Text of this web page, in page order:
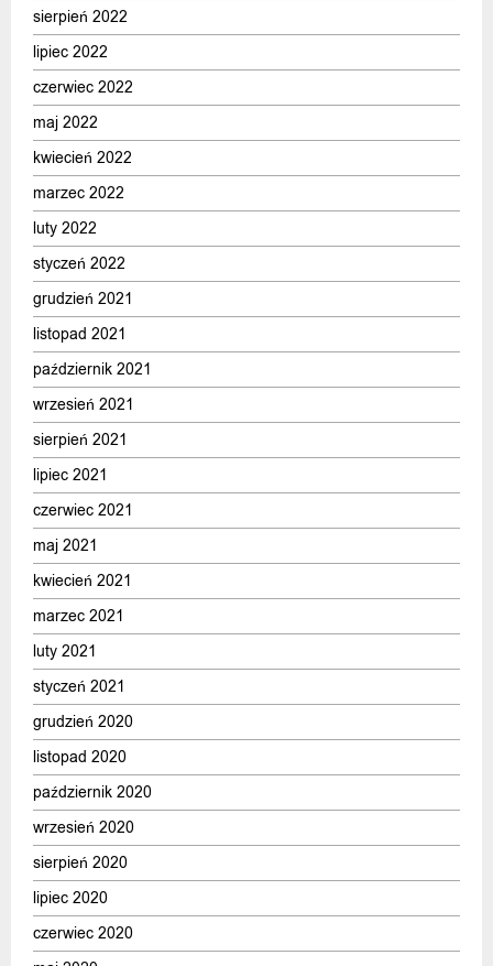
sierpień 2022
lipiec 2022
czerwiec 2022
maj 2022
kwiecień 2022
marzec 2022
luty 2022
styczeń 2022
grudzień 2021
listopad 2021
październik 2021
wrzesień 2021
sierpień 2021
lipiec 2021
czerwiec 2021
maj 2021
kwiecień 2021
marzec 2021
luty 2021
styczeń 2021
grudzień 2020
listopad 2020
październik 2020
wrzesień 2020
sierpień 2020
lipiec 2020
czerwiec 2020